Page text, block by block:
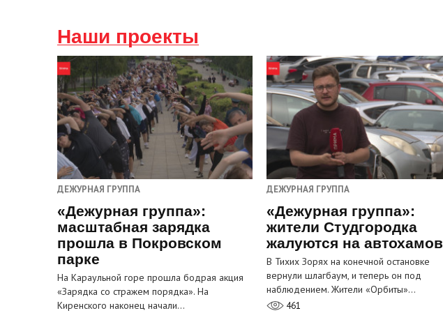
Наши проекты
ДЕЖУРНАЯ ГРУППА
«Дежурная группа»:
масштабная зарядка
прошла в Покровском
парке
На Караульной горе прошла бодрая акция
«Зарядка со стражем порядка». На
Киренского наконец начали…
ДЕЖУРНАЯ ГРУППА
«Дежурная группа»:
жители Студгородка
жалуются на автохамов
В Тихих Зорях на конечной остановке
вернули шлагбаум, и теперь он под
наблюдением. Жители «Орбиты»…
461